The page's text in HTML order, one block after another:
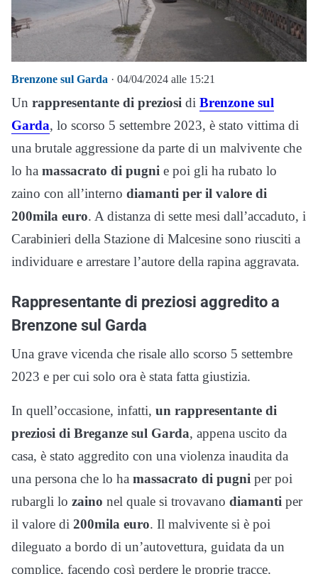
Brenzone sul Garda · 04/04/2024 alle 15:21
Un rappresentante di preziosi di Brenzone sul
Garda, lo scorso 5 settembre 2023, è stato vittima di
una brutale aggressione da parte di un malvivente che
lo ha massacrato di pugni e poi gli ha rubato lo
zaino con all’interno diamanti per il valore di
200mila euro. A distanza di sette mesi dall’accaduto, i
Carabinieri della Stazione di Malcesine sono riusciti a
individuare e arrestare l’autore della rapina aggravata.
Rappresentante di preziosi aggredito a
Brenzone sul Garda
Una grave vicenda che risale allo scorso 5 settembre
2023 e per cui solo ora è stata fatta giustizia.
In quell’occasione, infatti, un rappresentante di
preziosi di Breganze sul Garda, appena uscito da
casa, è stato aggredito con una violenza inaudita da
una persona che lo ha massacrato di pugni per poi
rubargli lo zaino nel quale si trovavano diamanti per
il valore di 200mila euro. Il malvivente si è poi
dileguato a bordo di un’autovettura, guidata da un
complice, facendo così perdere le proprie tracce.